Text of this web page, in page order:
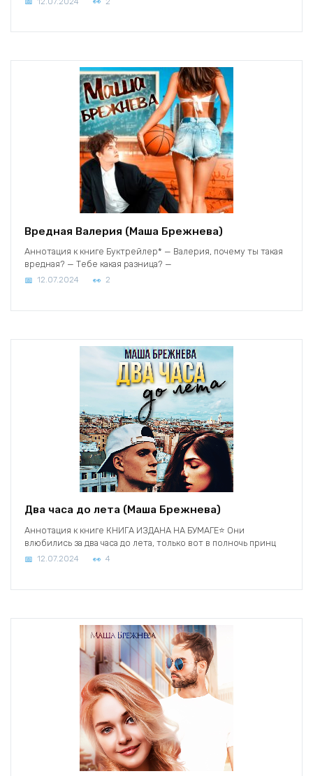
Вредная Валерия (Маша Брежнева)
Аннотация к книге Буктрейлер* — Валерия, почему ты такая
вредная? — Тебе какая разница? —
12.07.2024 2
Два часа до лета (Маша Брежнева)
Аннотация к книге КНИГА ИЗДАНА НА БУМАГЕ⭐️ Они
влюбились за два часа до лета, только вот в полночь принц
12.07.2024 4